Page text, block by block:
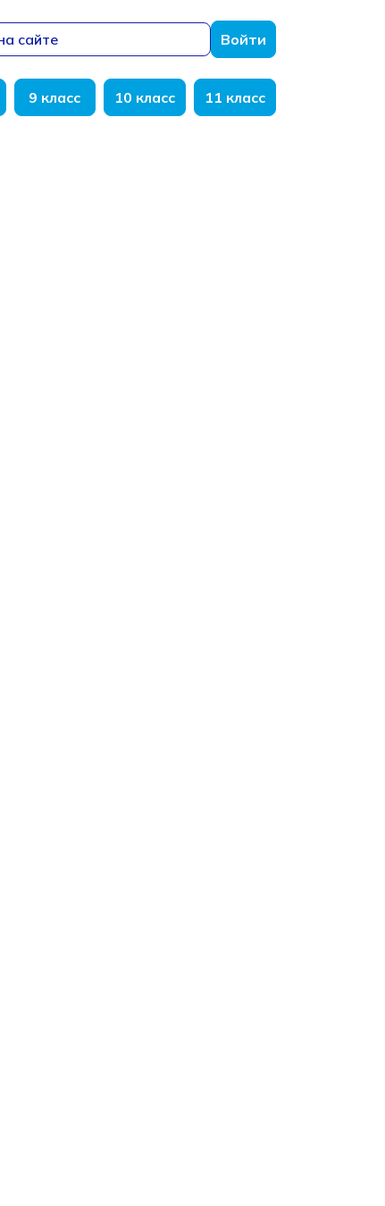
сайте Войти
9 класс 10 класс 11 класс